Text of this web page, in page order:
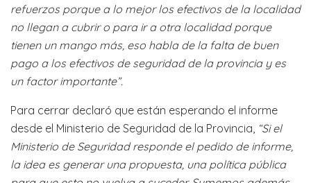
refuerzos porque a lo mejor los efectivos de la localidad
no llegan a cubrir o para ir a otra localidad porque
tienen un mango más, eso habla de la falta de buen
pago a los efectivos de seguridad de la provincia y es
un factor importante”.
Para cerrar declaró que están esperando el informe
desde el Ministerio de Seguridad de la Provincia, “Si el
Ministerio de Seguridad responde el pedido de informe,
la idea es generar una propuesta, una política pública